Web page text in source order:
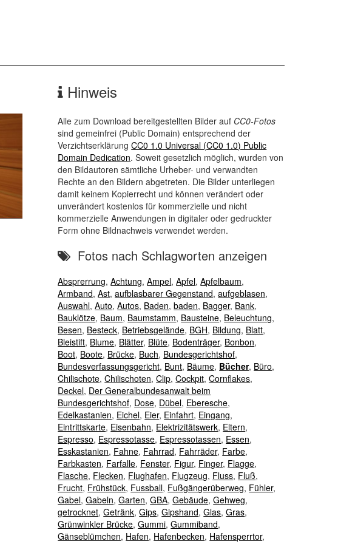
Hinweis
Alle zum Download bereitgestellten Bilder auf CC0-Fotos
sind gemeinfrei (Public Domain) entsprechend der
VerzichtserklärungCC0 1.0 Universal (CC0 1.0) Public
Domain Dedication. Soweit gesetzlich möglich, wurden von
den Bildautoren sämtliche Urheber- und verwandten
Rechte an den Bildern abgetreten. Die Bilder unterliegen
damit keinem Kopierrecht und können verändert oder
unverändert kostenlos für kommerzielle und nicht
kommerzielle Anwendungen in digitaler oder gedruckter
Form ohne Bildnachweis verwendet werden.
Fotos nach Schlagworten anzeigen
Absprerrung,Achtung,Ampel,Apfel,Apfelbaum,
Armband,Ast,aufblasbarer Gegenstand,aufgeblasen,
Auswahl,Auto,Autos, Baden,baden, Bagger, Bank,
Bauklötze, Baum, Baumstamm, Bausteine, Beleuchtung,
Besen, Besteck, Betriebsgelände, BGH, Bildung, Blatt,
Bleistift, Blume, Blätter, Blüte, Bodenträger, Bonbon,
Boot, Boote, Brücke, Buch, Bundesgerichtshof,
Bundesverfassungsgericht, Bunt, Bäume, Bücher, Büro,
Chilischote,Chilischoten,Clip,Cockpit,Cornflakes,
Deckel, Der Generalbundesanwalt beim
Bundesgerichtshof, Dose, Dübel, Eberesche,
Edelkastanien, Eichel, Eier, Einfahrt, Eingang,
Eintrittskarte, Eisenbahn, Elektrizitätswerk, Eltern,
Espresso, Espressotasse, Espressotassen, Essen,
Esskastanien, Fahne, Fahrrad, Fahrräder, Farbe,
Farbkasten, Farfalle, Fenster, Figur, Finger, Flagge,
Flasche, Flecken, Flughafen, Flugzeug, Fluss, Fluß,
Frucht, Frühstück, Fussball, Fußgängerüberweg, Fühler,
Gabel,Gabeln,Garten,GBA,Gebäude,Gehweg,
getrocknet,Getränk,Gips,Gipshand,Glas,Gras,
Grünwinkler Brücke,Gummi,Gummiband,
Gänseblümchen, Hafen, Hafenbecken, Hafensperrtor,